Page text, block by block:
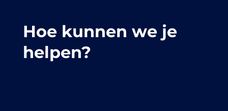
Hoe kunnen we je
helpen?